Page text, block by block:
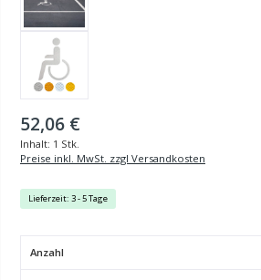
52,06 €
Inhalt: 1 Stk.
Preise inkl. MwSt. zzgl Versandkosten
Lieferzeit: 3 - 5 Tage
Anzahl